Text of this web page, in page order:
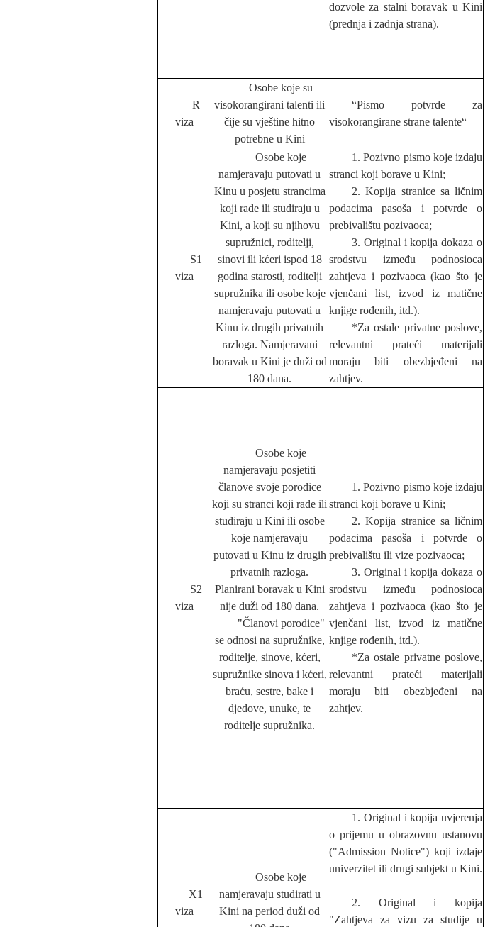
dozvole za stalni boravak u Kini
(prednja i zadnja strana).
R
viza
Osobe koje su
visokorangirani talenti ili
čije su vještine hitno
potrebne u Kini
“Pismo potvrde za
visokorangirane strane talente“
S1
viza
Osobe koje
namjeravaju putovati u
Kinu u posjetu strancima
koji rade ili studiraju u
Kini, a koji su njihovu
supružnici, roditelji,
sinovi ili kćeri ispod 18
godina starosti, roditelji
supružnika ili osobe koje
namjeravaju putovati u
Kinu iz drugih privatnih
razloga. Namjeravani
boravak u Kini je duži od
180 dana.
1. Pozivno pismo koje izdaju
stranci koji borave u Kini;
2. Kopija stranice sa ličnim
podacima pasoša i potvrde o
prebivalištu pozivaoca;
3. Original i kopija dokaza o
srodstvu između podnosioca
zahtjeva i pozivaoca (kaošto je
vjenčani list, izvod iz matične
knjige rođenih, itd.).
*Za ostale privatne poslove,
relevantni prateći materijali
moraju biti obezbjeđeni na
zahtjev.
S2
viza
Osobe koje
namjeravaju posjetiti
članove svoje porodice
koji su stranci koji rade ili
studiraju u Kini ili osobe
koje namjeravaju
putovati u Kinu iz drugih
privatnih razloga.
Planirani boravak u Kini
nije duži od 180 dana.
"Članovi porodice"
se odnosi na supružnike,
roditelje, sinove, kćeri,
supružnike sinova i kćeri,
braću, sestre, bake i
djedove, unuke, te
roditelje supružnika.
1. Pozivno pismo koje izdaju
stranci koji borave u Kini;
2. Kopija stranice sa ličnim
podacima pasoša i potvrde o
prebivalištu ili vize pozivaoca;
3. Original i kopija dokaza o
srodstvu između podnosioca
zahtjeva i pozivaoca (kaošto je
vjenčani list, izvod iz matične
knjige rođenih, itd.).
*Za ostale privatne poslove,
relevantni prateći materijali
moraju biti obezbjeđeni na
zahtjev.
X1
viza
Osobe koje
namjeravaju studirati u
Kini na period duži od
1. Original i kopija uvjerenja
o prijemu u obrazovnu ustanovu
("Admission Notice") koji izdaje
univerzitet ili drugi subjekt u Kini.
2. Original i kopija
"Zahtjeva za vizu za studije u